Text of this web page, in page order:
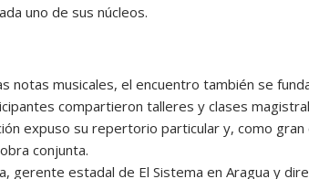
uno de sus núcleos.
notas musicales, el encuentro también se
compartieron talleres y clases
expuso su repertorio particular y, como
conjunta.
gerente estadal de El Sistema en Aragua y